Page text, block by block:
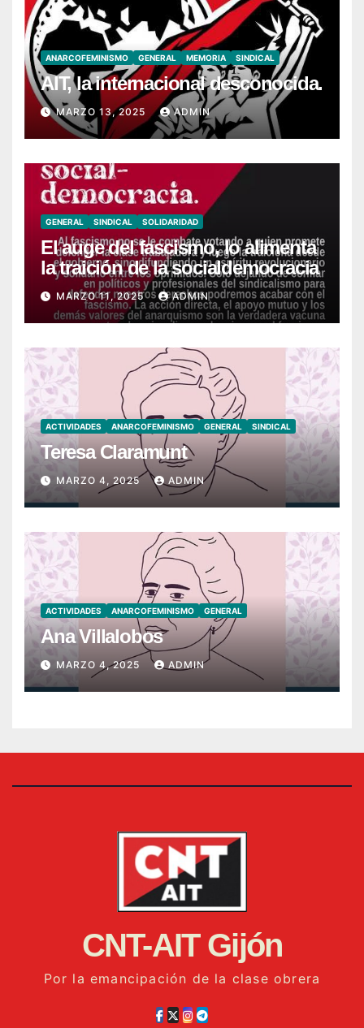
ANARCOFEMINISMO GENERAL MEMORIA SINDICAL
AIT, la internacional desconocida.
MARZO 13, 2025 ADMIN
GENERAL SINDICAL SOLIDARIDAD
El auge del fascismo, lo alimenta
la traición de la socialdemocracia
MARZO 11, 2025 ADMIN
ACTIVIDADES ANARCOFEMINISMO GENERAL SINDICAL
Teresa Claramunt
MARZO 4, 2025 ADMIN
ACTIVIDADES ANARCOFEMINISMO GENERAL
Ana Villalobos
MARZO 4, 2025 ADMIN
CNT-AIT Gijón
Por la emancipación de la clase obrera